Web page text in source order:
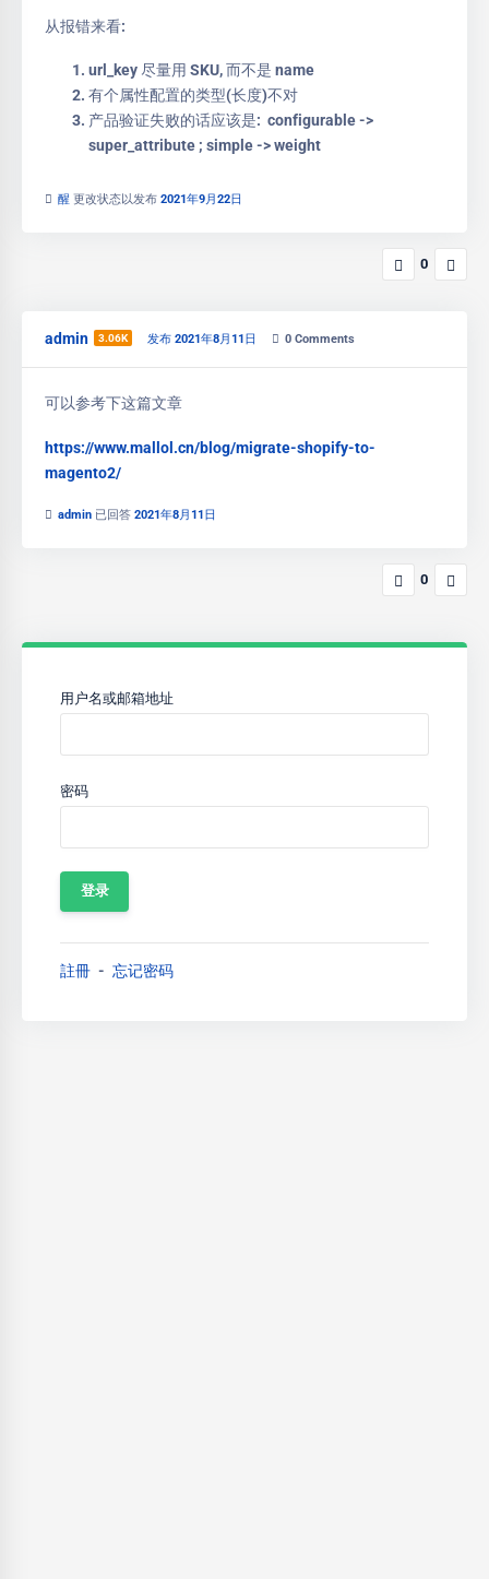
从报错来看:
url_key 尽量用 SKU, 而不是 name
有个属性配置的类型(长度)不对
产品验证失败的话应该是: configurable ->
super_attribute ; simple -> weight
醒 更改状态以发布 2021年9月22日
0
admin 3.06K 发布 2021年8月11日 0 Comments
可以参考下这篇文章
https://www.mallol.cn/blog/migrate-shopify-to-
magento2/
admin 已回答 2021年8月11日
0
用户名或邮箱地址
密码
註冊 忘记密码